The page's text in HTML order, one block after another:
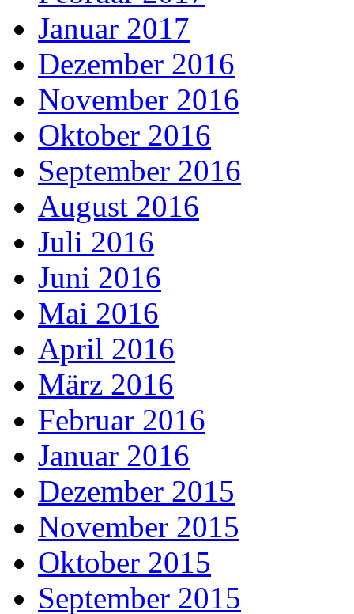
Januar 2017
Dezember 2016
November 2016
Oktober 2016
September 2016
August 2016
Juli 2016
Juni 2016
Mai 2016
April 2016
März 2016
Februar 2016
Januar 2016
Dezember 2015
November 2015
Oktober 2015
September 2015